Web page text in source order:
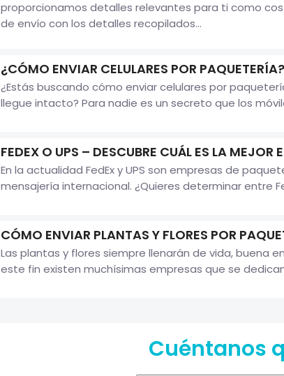
proporcionamos detalles relevantes para ti como
de envío con los detalles recopilados...
¿CÓMO ENVIAR CELULARES POR PAQUETERÍA?
¿Estás buscando cómo enviar celulares por
llegue intacto? Para nadie es un secreto que los
FEDEX O UPS – DESCUBRE CUÁL ES LA MEJOR
En la actualidad FedEx y UPS son empresas de
mensajería internacional. ¿Quieres determinar entre
CÓMO ENVIAR PLANTAS Y FLORES POR
Las plantas y flores siempre llenarán de vida, buena
este fin existen muchísimas empresas que se
Cuéntanos